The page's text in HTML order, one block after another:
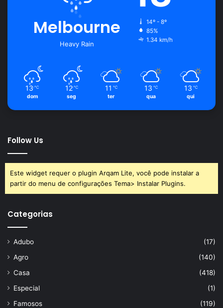
Melbourne
Heavy Rain
14º - 8º
85%
1.34 km/h
13 ℃
dom
12 ℃
seg
11 ℃
ter
13 ℃
qua
13 ℃
qui
Follow Us
Este widget requer o plugin Arqam Lite, você pode instalar a
partir do menu de configurações Tema> Instalar Plugins.
Categorias
Adubo
(17)
Agro
(140)
Casa
(418)
Especial
(1)
Famosos
(119)